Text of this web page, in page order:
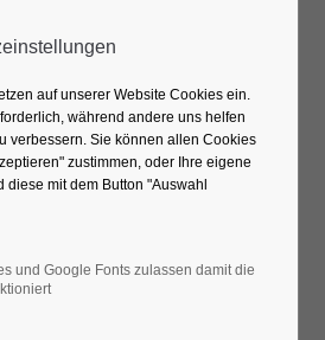
Nordic-
auf unserer Website Cookies ein.
während andere uns helfen
verbessern. Sie können allen Cookies
zustimmen, oder Ihre eigene
mit dem Button "Auswahl
und Google Fonts zulassen damit die